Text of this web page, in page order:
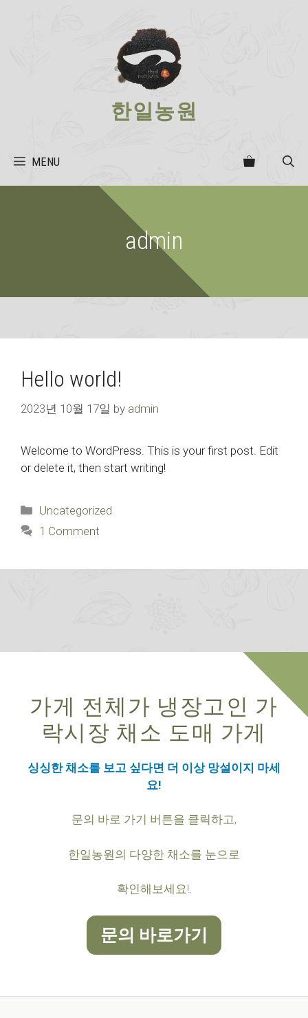
한일농원
MENU
admin
Hello world!
2023년 10월 17일 by admin
Welcome to WordPress. This is your first post. Edit
or delete it, then start writing!
Categories
Uncategorized
1 Comment
가게 전체가 냉장고인 가
락시장 채소 도매 가게
싱싱한 채소를 보고 싶다면 더 이상 망설이지 마세
요!
문의 바로 가기 버튼을 클릭하고,
한일농원의 다양한 채소를 눈으로
확인해보세요!.
문의 바로가기